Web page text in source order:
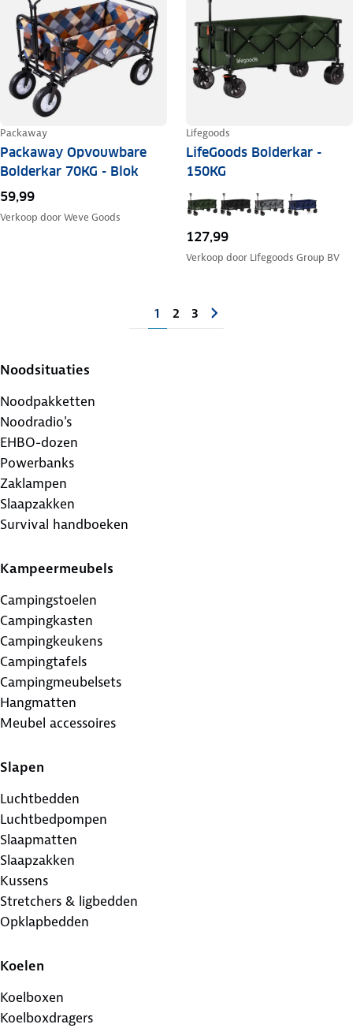
Packaway
Packaway Opvouwbare
Bolderkar 70KG - Blok
59,99
Verkoop doorWeve Goods
Lifegoods
LifeGoods Bolderkar -
150KG
127,99
Verkoop door Lifegoods Group BV
1 2 3
Noodsituaties
Noodpakketten
Noodradio's
EHBO-dozen
Powerbanks
Zaklampen
Slaapzakken
Survival handboeken
Kampeermeubels
Campingstoelen
Campingkasten
Campingkeukens
Campingtafels
Campingmeubelsets
Hangmatten
Meubel accessoires
Slapen
Luchtbedden
Luchtbedpompen
Slaapmatten
Slaapzakken
Kussens
Stretchers & ligbedden
Opklapbedden
Koelen
Koelboxen
Koelboxdragers